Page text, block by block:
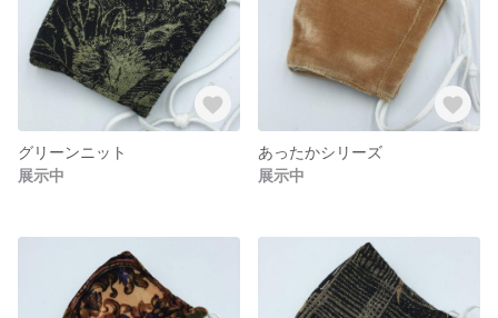
グリーンニット
展示中
あったかシリーズ
展示中